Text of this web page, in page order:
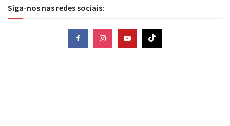
Siga-nos nas redes sociais: